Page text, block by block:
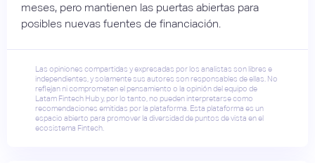
meses, pero mantienen las puertas abiertas para
posibles nuevas fuentes de financiación.
Las opiniones compartidas y expresadas por los analistas son libres e
independientes, y solamente sus autores son responsables de ellas. No
reflejan ni comprometen el pensamiento o la opinión del equipo de
Latam Fintech Hub y, por lo tanto, no pueden interpretarse como
recomendaciones emitidas por la plataforma. Esta plataforma es un
espacio abierto para promover la diversidad de puntos de vista en el
ecosistema Fintech.